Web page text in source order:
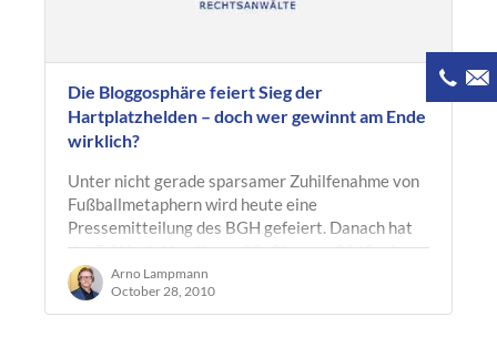
Die Bloggosphäre feiert Sieg der
Hartplatzhelden – doch wer gewinnt am Ende
wirklich?
Unter nicht gerade sparsamer Zuhilfenahme von
Fußballmetaphern wird heute eine
Pressemitteilung des BGH gefeiert. Danach hat
der BGH mit Urteil vom 28. Oktober 2010 – I
ZR… Arno Lampmann
October 28, 2010